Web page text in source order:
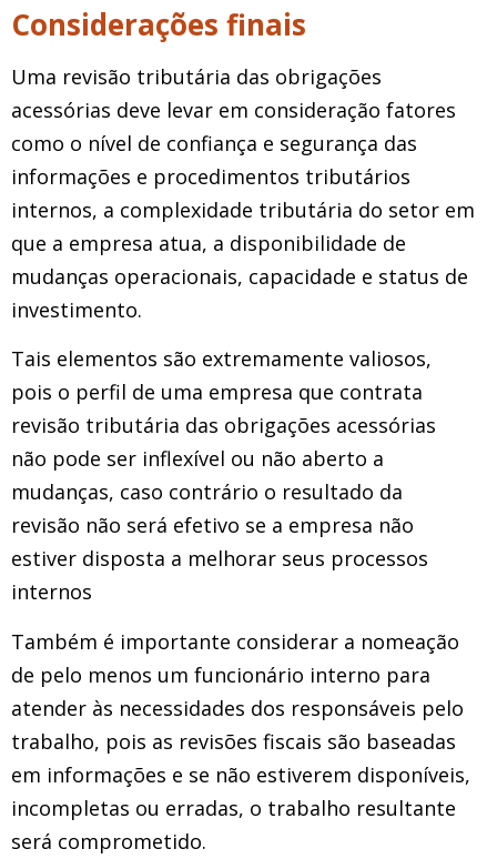
Considerações finais
Uma revisão tributária das obrigações
acessórias deve levar em consideração fatores
como o nível de confiança e segurança das
informações e procedimentos tributários
internos, a complexidade tributária do setor em
que a empresa atua, a disponibilidade de
mudanças operacionais, capacidade e status de
investimento.
Tais elementos são extremamente valiosos,
pois o perfil de uma empresa que contrata
revisão tributária das obrigações acessórias
não pode ser inflexível ou não aberto a
mudanças, caso contrário o resultado da
revisão não será efetivo se a empresa não
estiver disposta a melhorar seus processos
internos
Também é importante considerar a nomeação
de pelo menos um funcionário interno para
atender às necessidades dos responsáveis ​​pelo
trabalho, pois as revisões fiscais são baseadas
em informações e se não estiverem disponíveis,
incompletas ou erradas, o trabalho resultante
será comprometido.